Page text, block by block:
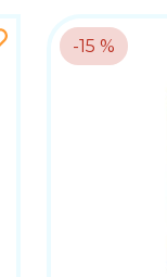
-15 %